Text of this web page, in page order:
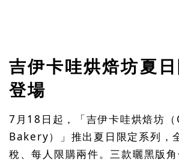
吉伊卡哇烘焙坊夏
登場
7月18日起，「吉伊卡哇烘焙坊
Bakery）」推出夏日限定系列，
稅、每人限購兩件。三款曬黑版